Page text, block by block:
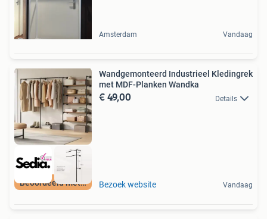
Amsterdam Vandaag
Beoordeeld met 9+
Wandgemonteerd Industrieel Kledingrek
met MDF-Planken Wandka
€ 49,00 Details
Bezoek website Vandaag